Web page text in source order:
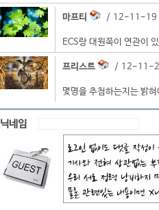
마프티 / 12-11-19
ECS랑 대원쪽이 연관이
프리스트 / 12-11-
몇명을 추첨하는지는 밝혀
닉네임